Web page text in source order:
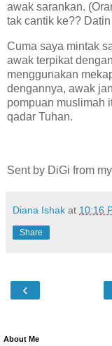
awak sarankan.
tak cantik ke??
Cuma saya mintak
awak terpikat
menggunakan
dengannya, awak
pompuan muslimah
qadar Tuhan.
Sent by DiGi from
Diana Ishak at 10:16
Share
‹
About Me